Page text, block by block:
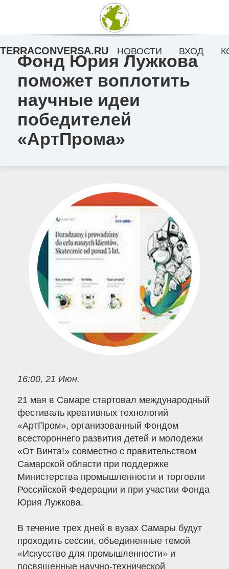
Фонд Юрия Лужкова
поможет воплотить
научные идеи
победителей
«АртПрома»
16:00, 21 Июн.
21 мая в Самаре стартовал международный
фестиваль креативных технологий
«АртПром», организованный Фондом
всестороннего развития детей и молодежи
«От Винта!» совместно с правительством
Самарской области при поддержке
Министерства промышленности и торговли
Российской Федерации и при участии Фонда
Юрия Лужкова.
В течение трех дней в вузах Самары будут
проходить сессии, объединенные темой
«Искусство для промышленности» и
посвященные научно-технической
TERRACONVERSA.RU НОВОСТИ ВХОД